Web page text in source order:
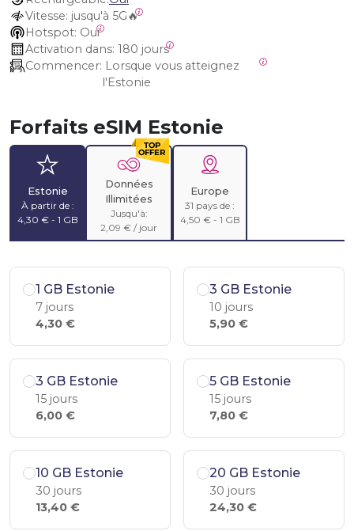
Vitesse: jusqu'à 5G🔥
Hotspot: Oui
Activation dans: 180 jours
Commencer:
l'Estonie
Forfaits eSIM Estonie
Estonie
À partir de :
4,30 € - 1 GB
Données
Illimitées
Jusqu'à:
2,09 € / jour
Europe
31 pays de :
4,50 € - 1 GB
1 GB Estonie
7 jours
4,30 €
3 GB Estonie
10 jours
5,90 €
3 GB Estonie
15 jours
6,00 €
5 GB Estonie
15 jours
7,80 €
10 GB Estonie
30 jours
13,40 €
20 GB Estonie
30 jours
24,30 €